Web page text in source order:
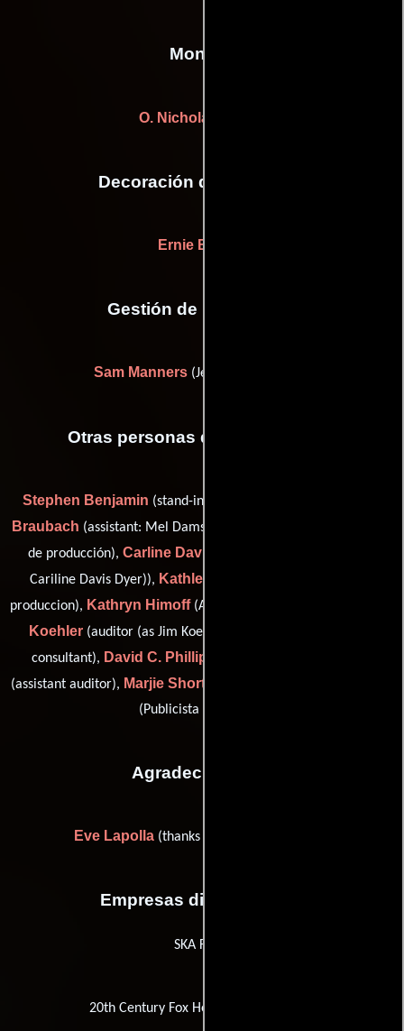
Montaje
O. Nicholas Brown
Decoración de escenario
Ernie Bishop
Gestión de producción
Sam Manners (Jefe de producción)
Otras personas que participaron
Stephen Benjamin (stand-in for doug mckeon),
Braubach (assistant: Mel Damski),
de producción), Carline Davis-Dyer
Cariline Davis Dyer)), Kathleen Herbert
produccion), Kathryn Himoff(Asistente de producción),
Koehler(auditor (as Jim Koehler)),
consultant), David C. Phillippi
(assistant auditor), Marjie Short
(Publicista de unidad)
Agradecimientos
Eve Lapolla(thanks (as Miss Eve LaPolla))
Empresas distribuidoras
SKA Films
20th Century Fox Home Entertainment